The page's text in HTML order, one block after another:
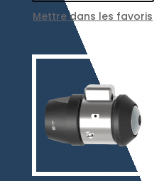
Mettre dans les favoris